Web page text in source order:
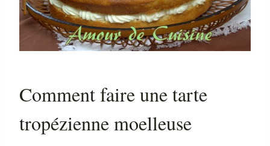
Comment faire une tarte
tropézienne moelleuse